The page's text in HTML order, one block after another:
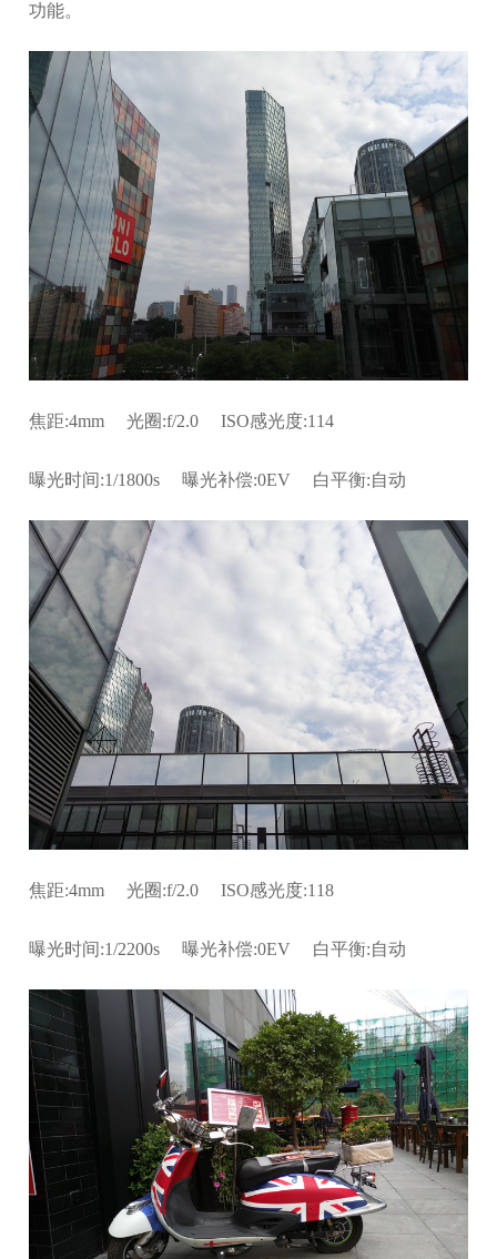
功能。
焦距:4mm 光圈:f/2.0 ISO感光度:114
曝光时间:1/1800s 曝光补偿:0EV 白平衡:自动
焦距:4mm 光圈:f/2.0 ISO感光度:118
曝光时间:1/2200s 曝光补偿:0EV 白平衡:自动